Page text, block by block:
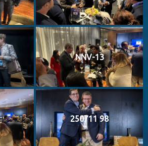
NNV-13
250711 98